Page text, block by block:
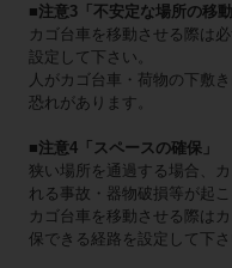
■注意3「不安定な場所の移動
カゴ台車を移動させる際は
設定して下さい。
人がカゴ台車・荷物の下敷
恐れがあります。
■注意4「スペースの確保」
狭い場所を通過する場合、
れる事故・器物破損等が起こ
カゴ台車を移動させる際は
保できる経路を設定して下さ